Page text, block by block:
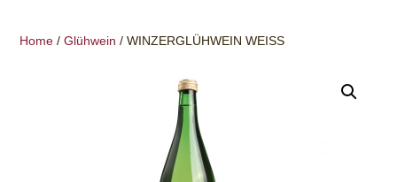
Home /Glühwein / WINZERGLÜHWEIN WEISS